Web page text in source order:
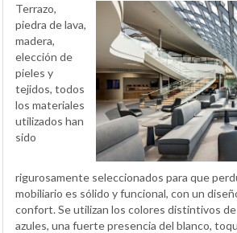
Terrazo,
piedra de lava,
madera,
elección de
pieles y
tejidos, todos
los materiales
utilizados han
sido
rigurosamente seleccionados para que
mobiliario es sólido y funcional, con un
confort. Se utilizan los colores distintivos
azules, una fuerte presencia del blanco,